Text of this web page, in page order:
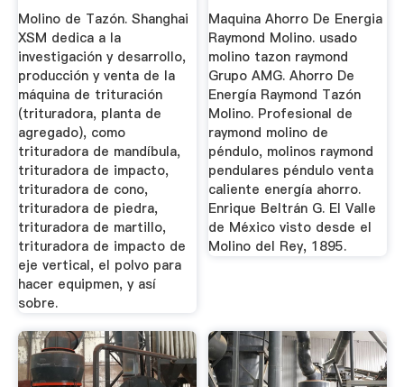
Molino de Tazón. Shanghai
XSM dedica a la
investigación y desarrollo,
producción y venta de la
máquina de trituración
(trituradora, planta de
agregado), como
trituradora de mandíbula,
trituradora de impacto,
trituradora de cono,
trituradora de piedra,
trituradora de martillo,
trituradora de impacto de
eje vertical, el polvo para
hacer equipmen, y así
sobre.
Maquina Ahorro De Energia
Raymond Molino. usado
molino tazon raymond
Grupo AMG. Ahorro De
Energía Raymond Tazón
Molino. Profesional de
raymond molino de
péndulo, molinos raymond
pendulares péndulo venta
caliente energía ahorro.
Enrique Beltrán G. El Valle
de México visto desde el
Molino del Rey, 1895.